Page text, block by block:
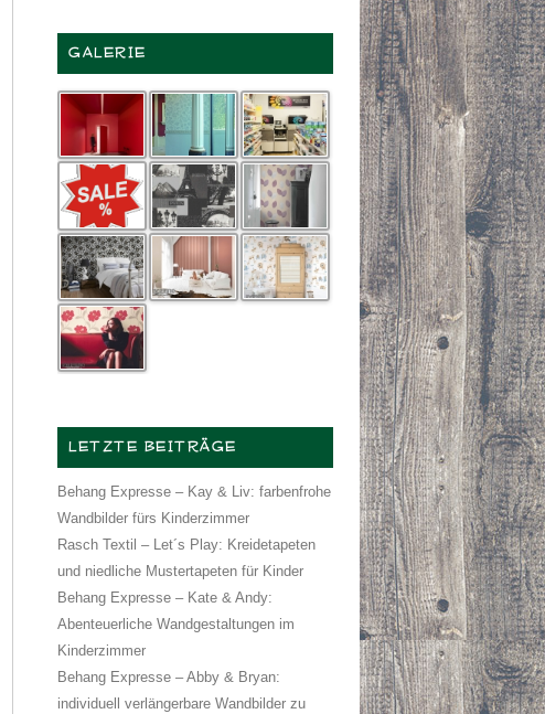
GALERIE
LETZTE BEITRÄGE
Behang Expresse – Kay & Liv: farbenfrohe
Wandbilder fürs Kinderzimmer
Rasch Textil – Let´s Play: Kreidetapeten
und niedliche Mustertapeten für Kinder
Behang Expresse – Kate & Andy:
Abenteuerliche Wandgestaltungen im
Kinderzimmer
Behang Expresse – Abby & Bryan:
individuell verlängerbare Wandbilder zu